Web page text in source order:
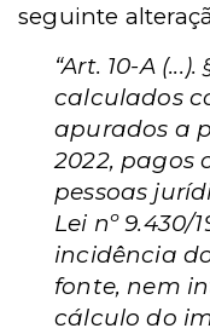
seguinte
“Art. 10-A
calculados
apurados a
2022, pagos
pessoas
Lei nº 9.430/
incidência
fonte, nem
cálculo do